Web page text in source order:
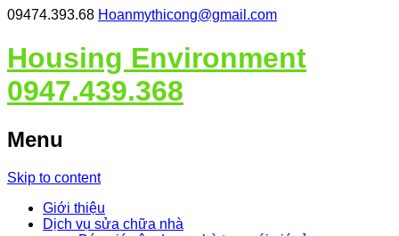
09474.393.68 Hoanmythicong@gmail.com
Housing Environment
0947.439.368
Menu
Skip to content
Giới thiệu
Dịch vụ sửa chữa nhà